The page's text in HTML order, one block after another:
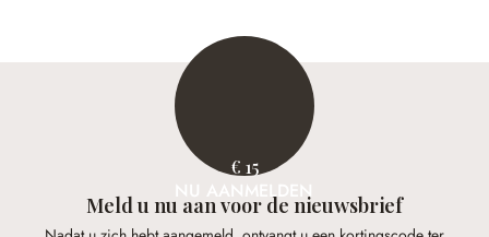
€ 15
NU AANMELDEN
Meld u nu aan voor de nieuwsbrief